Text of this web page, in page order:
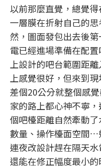
以前那麼直覺，總覺
一層膜在折射自己的
然，圖面發包出去後
電已經進場準備在配
上設計的吧台範圍距
上感覺很好，但來到
差個20公分就整個感
家的路上都心神不寧
個吧檯距離自然牽動
數量、操作檯面空間…
連夜改設計趕在隔天
還能在修正幅度最小